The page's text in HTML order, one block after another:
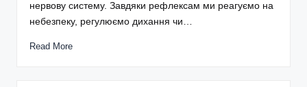
нервову систему. Завдяки рефлексам ми реагуємо на
небезпеку, регулюємо дихання чи…
Read More